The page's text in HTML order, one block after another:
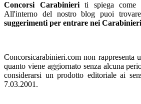
Concorsi Carabinieriti spiega come
All'interno del nostro blog puoi
suggerimenti per entrare nei Carabinieri
Concorsicarabinieri.com non rappresenta
quanto viene aggiornato senza alcuna
considerarsi un prodotto editoriale ai
7.03.2001.